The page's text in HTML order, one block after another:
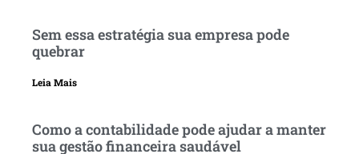
Sem essa estratégia sua empresa pode
quebrar
Leia Mais
Como a contabilidade pode ajudar a manter
sua gestão financeira saudável